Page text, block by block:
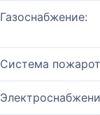
Газоснабжение:
Система